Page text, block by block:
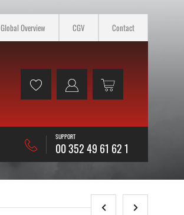
Global Overview CGV Contact
SUPPORT
00 352 49 61 62 1